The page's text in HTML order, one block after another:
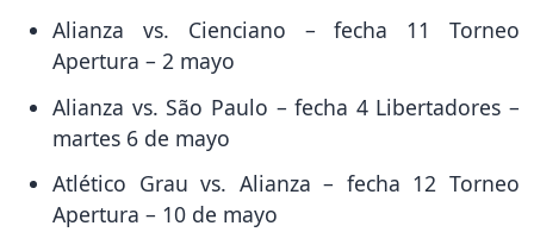
Alianza vs. Cienciano – fecha 11 Torneo
Apertura – 2 mayo
Alianza vs. São Paulo – fecha 4 Libertadores –
martes 6 de mayo
Atlético Grau vs. Alianza – fecha 12 Torneo
Apertura – 10 de mayo